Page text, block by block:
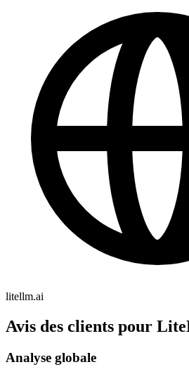
litellm.ai
Avis des clients pour
Analyse globale